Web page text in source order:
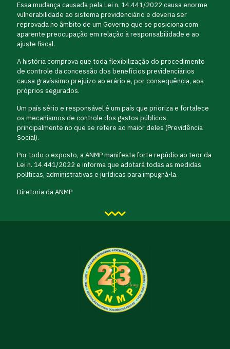
Essa mudança causada pela Lei n. 14.441/2022 causa enorme
vulnerabilidade ao sistema previdenciário e deveria ser
reprovada no âmbito de um Governo que se posiciona com
aparente preocupação em relação à responsabilidade e ao
ajuste fiscal.
A história comprova que toda flexibilização do procedimento
de controle da concessão dos benefícios previdenciários
causa gravíssimo prejuízo ao erário e, por consequência, aos
próprios segurados.
Um país sério e responsável é um país que prioriza e fortalece
os mecanismos de controle dos gastos públicos,
principalmente no que se refere ao maior deles (Previdência
Social).
Por todo o exposto, a ANMP manifesta forte repúdio ao teor da
Lei n. 14.441/2022 e informa que adotará todas as medidas
políticas, administrativas e jurídicas para impugná-la.
Diretoria da ANMP